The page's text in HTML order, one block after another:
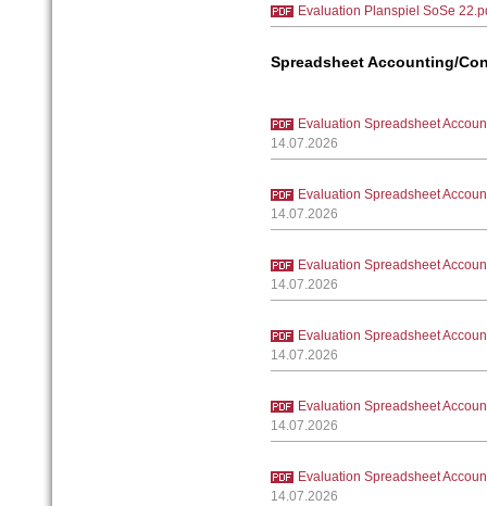
Evaluation Planspiel SoSe
Spreadsheet Accounting/
Evaluation Spreadsheet
14.07.2026
Evaluation Spreadsheet
14.07.2026
Evaluation Spreadsheet
14.07.2026
Evaluation Spreadsheet
14.07.2026
Evaluation Spreadsheet
14.07.2026
Evaluation Spreadsheet
14.07.2026